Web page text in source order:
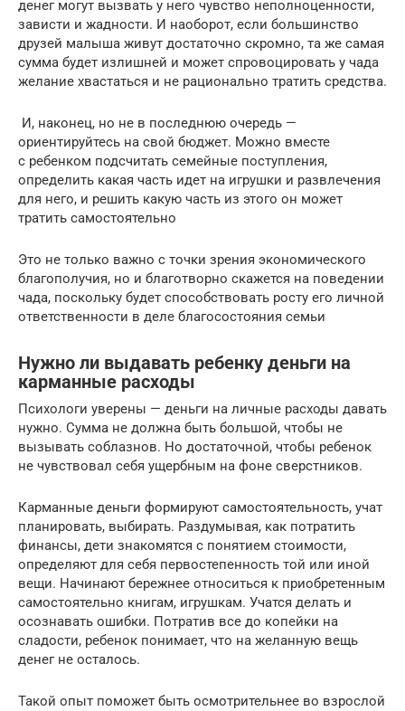
денег могут вызвать у него чувство неполноценности,
зависти и жадности. И наоборот, если большинство
друзей малыша живут достаточно скромно, та же самая
сумма будет излишней и может спровоцировать у чада
желание хвастаться и не рационально тратить средства.
И, наконец, но не в последнюю очередь —
ориентируйтесь на свой бюджет. Можно вместе
с ребенком подсчитать семейные поступления,
определить какая часть идет на игрушки и развлечения
для него, и решить какую часть из этого он может
тратить самостоятельно
Это не только важно с точки зрения экономического
благополучия, но и благотворно скажется на поведении
чада, поскольку будет способствовать росту его личной
ответственности в деле благосостояния семьи
Нужно ли выдавать ребенку деньги на
карманные расходы
Психологи уверены — деньги на личные расходы давать
нужно. Сумма не должна быть большой, чтобы не
вызывать соблазнов. Но достаточной, чтобы ребенок
не чувствовал себя ущербным на фоне сверстников.
Карманные деньги формируют самостоятельность, учат
планировать, выбирать. Раздумывая, как потратить
финансы, дети знакомятся с понятием стоимости,
определяют для себя первостепенность той или иной
вещи. Начинают бережнее относиться к приобретенным
самостоятельно книгам, игрушкам. Учатся делать и
осознавать ошибки. Потратив все до копейки на
сладости, ребенок понимает, что на желанную вещь
денег не осталось.
Такой опыт поможет быть осмотрительнее во взрослой